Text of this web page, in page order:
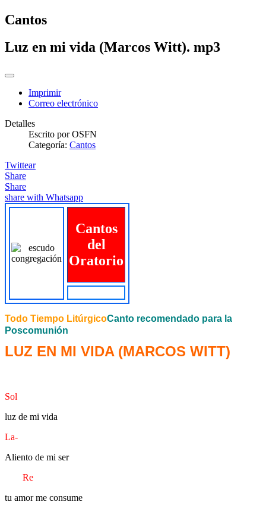
Cantos
Luz en mi vida (Marcos Witt). mp3
Imprimir
Correo electrónico
Detalles
Escrito porOSFN
Categoría: Cantos
Twittear
Share
Share
share with Whatsapp
Cantos
del
Oratorio
Todo Tiempo LitúrgicoCanto recomendado para la
Poscomunión
LUZ EN MI VIDA (MARCOS WITT)
Sol
luz de mi vida
La-
Aliento de mi ser
Re
tu amor me consume